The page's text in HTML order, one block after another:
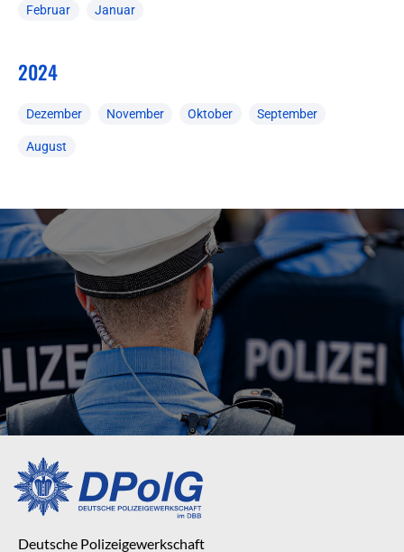
Februar Januar
2024
Dezember November Oktober September
August
Deutsche Polizeigewerkschaft